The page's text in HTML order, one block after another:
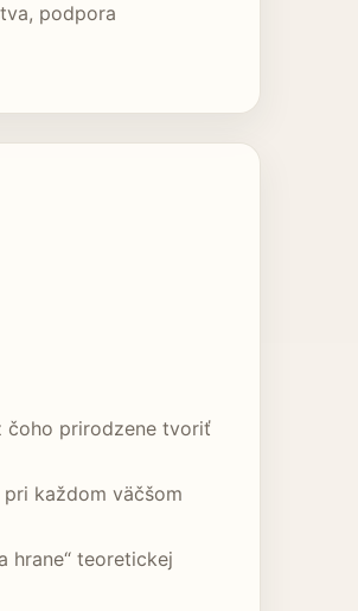
podpora
čoho prirodzene tvoriť
každom väčšom
hrane“ teoretickej